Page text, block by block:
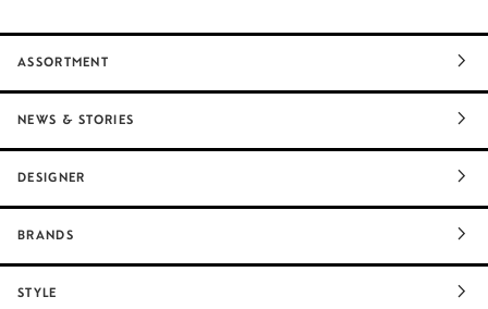
them space, and we'll give you
the tools:
ASSORTMENT
NEWS & STORIES
DESIGNER
BRANDS
STYLE